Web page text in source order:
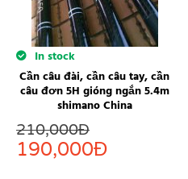
In stock
Cần câu đài, cần câu tay, cần
câu đơn 5H gióng ngắn 5.4m
shimano China
210,000Đ
190,000Đ